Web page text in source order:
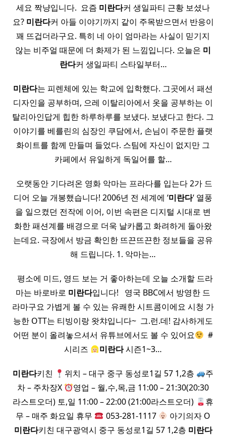
세요 짝냥입니다. ​ 요즘 미란다커 생일파티 근황 보셨나
요? 미란다커 아들 이야기까지 같이 주목받으면서 반응이
꽤 뜨겁더라구요. 특히 네 아이 엄마라는 사실이 믿기지
않는 비주얼 때문에 더 화제가 된 느낌입니다. 오늘은 미
란다커 생일파티 스타일부터…
미란다는 피렌체에 있는 학교에 입학했다. 그곳에서 패션
디자인을 공부하며, 으레 이탈리아에서 옷을 공부하는 이
탈리아인답게 힙한 하루하루를 보냈다. 보냈다고 한다. 그
이야기를 베를린의 심장인 쿠담에서, 손님이 주문한 플랫
화이트를 함께 만들며 들었다. 스팀에 자신이 없지만 그
카페에서 유일하게 독일어를 할…
​ 오랫동안 기다려온 영화 악마는 프라다를 입는다 2가 드
디어 오늘 개봉했습니다! 2006년 전 세계에 ‘미란다‘ 열풍
을 일으켰던 전작에 이어, 이번 속편은 디지털 시대로 변
화한 패션계를 배경으로 더욱 날카롭고 화려하게 돌아왔
는데요. 극장에서 방금 확인한 뜨끈뜨끈한 정보들을 공유
해 드립니다. 1. 악마는…
​ ​ 평소에 미드, 영드 보는 거 좋아하는데 오늘 소개할 드라
마는 바로바로 미란다입니다! ​ ​ 영국 BBC에서 방영한 드
라마구요 가볍게 볼 수 있는 유쾌한 시트콤이에요 시청 가
능한 OTT는 티빙이랑 왓챠입니다~ ​ 그.런.데! 감사하게도
어떤 분이 올려놓으셔서 유튜브에서도 볼 수 있어요
​ #
시리즈
미란다시즌1~3…
미란다키친 위치 – 대구 중구 동성로1길 57 1,2층
주
차 – 주차장X
영업 – 월,수,목,금 11:00 – 21:30(20:30
라스트오더) 토,일 11:00 – 22:00 (21:00라스트오더)
휴
무 – 매주 화요일 휴무
053-281-1117
아기의자 O
미란다키친 대구광역시 중구 동성로1길 57 1,2층 미란다